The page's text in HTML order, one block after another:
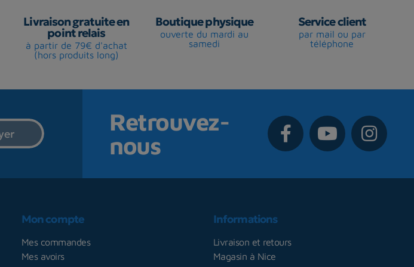
Livraison gratuite en
point relais
à partir de 79€ d'achat
(hors produits long)
Boutique physique
ouverte du mardi au
samedi
Service client
par mail ou par
téléphone
Retrouvez-
nous
Mon compte
Mes commandes
Mes avoirs
Informations
Livraison et retours
Magasin à Nice